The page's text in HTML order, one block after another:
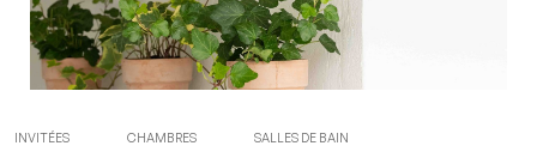
in en ligne)
INVITÉES CHAMBRES SALLES DE BAIN